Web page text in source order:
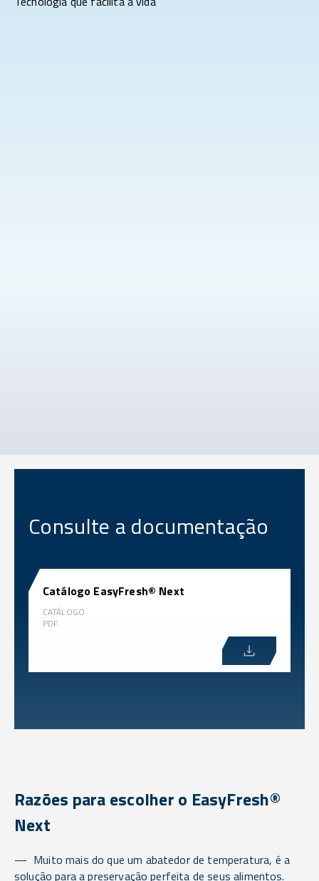
Consulte a documentação
Catálogo EasyFresh® Next
CATÁLOGO
PDF
Razões para escolher o EasyFresh®
Next
Muito mais do que um abatedor de temperatura, é a
solução para a preservação perfeita de seus alimentos.